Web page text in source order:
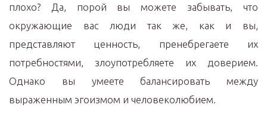
плохо? Да, порой вы можете забывать, что
окружающие вас люди так же, как и вы,
представляют ценность, пренебрегаете их
потребностями, злоупотребляете их доверием.
Однако вы умеете балансировать между
выраженным эгоизмом и человеколюбием.